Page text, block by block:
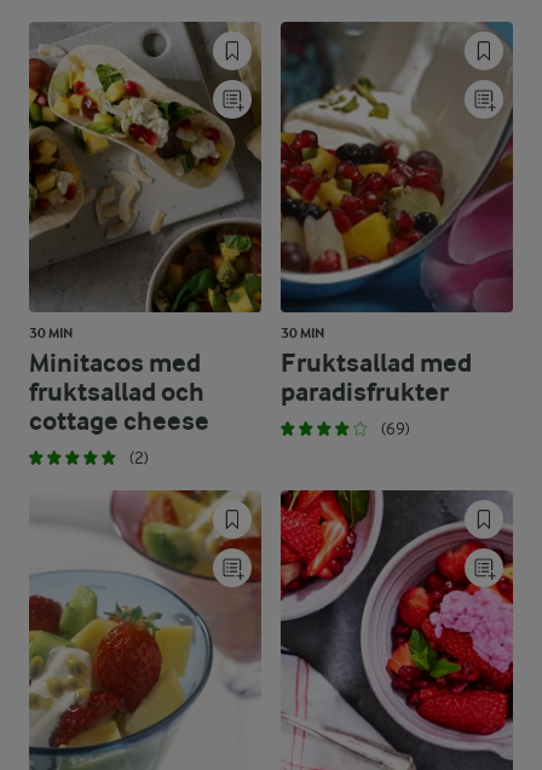
30 MIN
Minitacos med
fruktsallad och
cottage cheese
(2)
30 MIN
Fruktsallad med
paradisfrukter
(69)